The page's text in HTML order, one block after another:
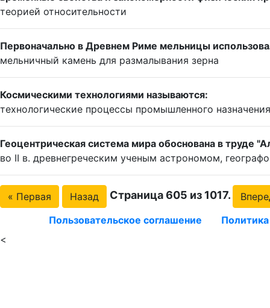
теорией относительности
Первоначально в Древнем Риме мельницы
мельничный камень для размалывания зерна
Космическими технологиями называются:
технологические процессы промышленного
Геоцентрическая система мира обоснована в труде
во II в. древнегреческим ученым астрономом,
« Первая Назад Страница 605 из 1017.
Пользовательское соглашение
<